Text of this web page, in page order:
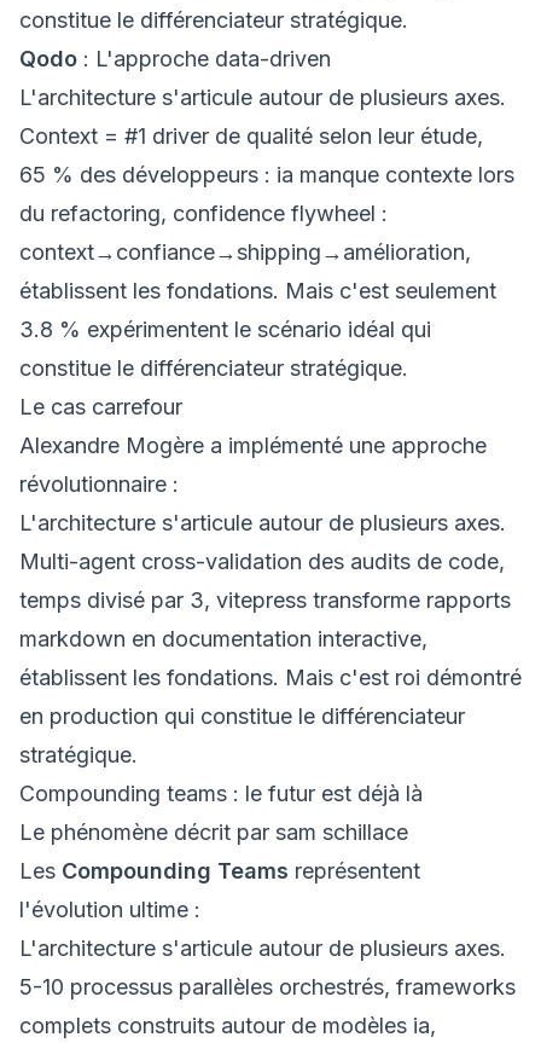
constitue le différenciateur stratégique.
Qodo : L'approche data-driven
L'architecture s'articule autour de plusieurs axes.
Context = #1 driver de qualité selon leur étude,
65 % des développeurs : ia manque contexte lors
du refactoring, confidence flywheel :
context→confiance→shipping→amélioration,
établissent les fondations. Mais c'est seulement
3.8 % expérimentent le scénario idéal qui
constitue le différenciateur stratégique.
Le cas carrefour
Alexandre Mogère a implémenté une approche
révolutionnaire :
L'architecture s'articule autour de plusieurs axes.
Multi-agent cross-validation des audits de code,
temps divisé par 3, vitepress transforme rapports
markdown en documentation interactive,
établissent les fondations. Mais c'est roi démontré
en production qui constitue le différenciateur
stratégique.
Compounding teams : le futur est déjà là
Le phénomène décrit par sam schillace
Les Compounding Teams représentent
l'évolution ultime :
L'architecture s'articule autour de plusieurs axes.
5-10 processus parallèles orchestrés, frameworks
complets construits autour de modèles ia,